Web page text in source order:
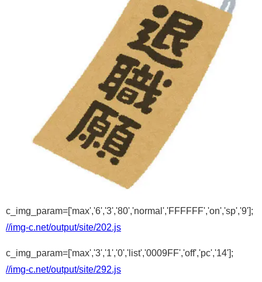
c_img_param=['max','6','3','80','normal','FFFFFF','on','sp','9'];
//img-c.net/output/site/202.js
c_img_param=['max','3','1','0','list','0009FF','off','pc','14'];
//img-c.net/output/site/292.js